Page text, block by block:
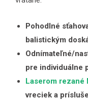
Pohodlné
balistickým
Odnímateľné/
pre individuálne
Laserom rezané
vreciek a